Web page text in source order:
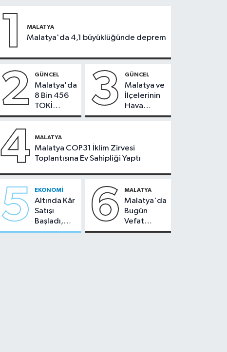
1 MALATYA
Malatya'da 4,1 büyüklüğünde deprem
2 GÜNCEL
Malatya'da
8 Bin 456
TOKİ
Konutunun
Bugün
Çekiliyor
3 GÜNCEL
Malatya ve
İlçelerinin
Hava
Durumu -
2026
4 MALATYA
Malatya COP31 İklim Zirvesi
Toplantısına Ev Sahipliği Yaptı
5 EKONOMI
Altında Kâr
Satışı
Başladı,
Malatya'da
6 MALATYA
Malatya'da
Bugün
Vefat
Edenler -